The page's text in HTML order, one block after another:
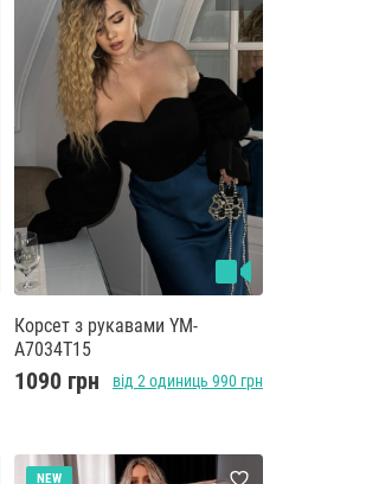
Корсет з рукавами YM-
A7034T15
1090 грн від 2 одиниць 990 грн
NEW